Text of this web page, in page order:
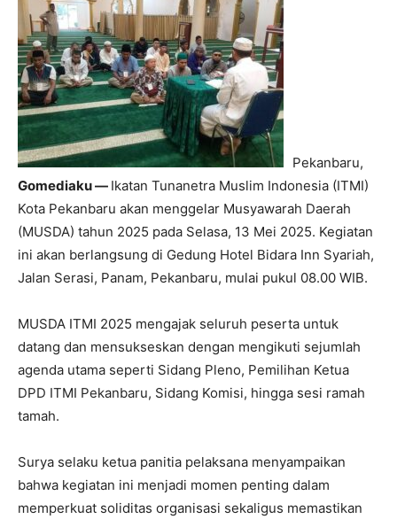
Pekanbaru,
Gomediaku — Ikatan Tunanetra Muslim Indonesia (ITMI)
Kota Pekanbaru akan menggelar Musyawarah Daerah
(MUSDA) tahun 2025 pada Selasa, 13 Mei 2025. Kegiatan
ini akan berlangsung di Gedung Hotel Bidara Inn Syariah,
Jalan Serasi, Panam, Pekanbaru, mulai pukul 08.00 WIB.
MUSDA ITMI 2025 mengajak seluruh peserta untuk
datang dan mensukseskan dengan mengikuti sejumlah
agenda utama seperti Sidang Pleno, Pemilihan Ketua
DPD ITMI Pekanbaru, Sidang Komisi, hingga sesi ramah
tamah.
Surya selaku ketua panitia pelaksana menyampaikan
bahwa kegiatan ini menjadi momen penting dalam
memperkuat soliditas organisasi sekaligus memastikan